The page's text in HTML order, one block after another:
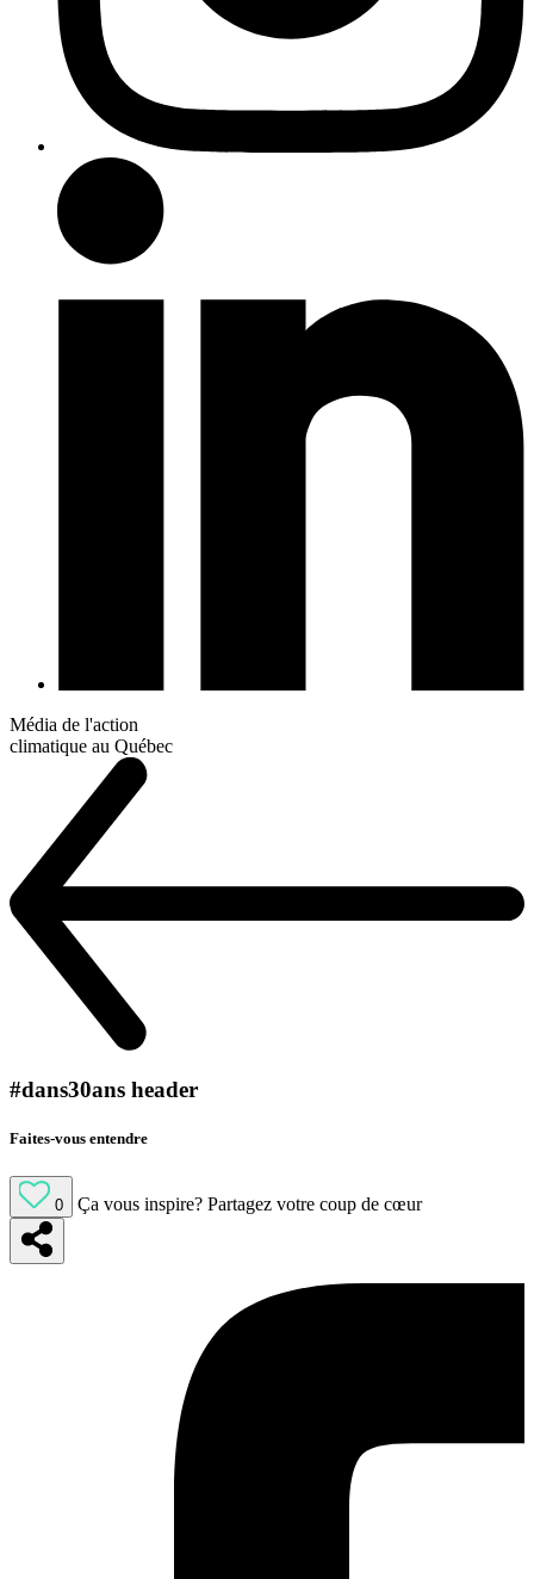
Média de l'action
climatique au Québec
#dans30ans header
Faites-vous entendre
0 Ça vous inspire? Partagez votre coup de cœur